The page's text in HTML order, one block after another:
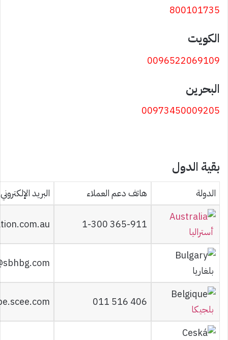
800101735
الكويت
0096522069109
البحرين
00973450009205
بقية الدول
الدولة هاتف دعم العملاء البريد
أستراليا
1-300 365-911
بلغاريا
بلجيكا
011 516 406